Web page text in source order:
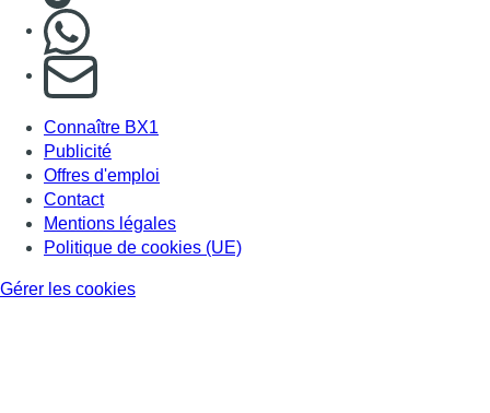
S'abonner à notre newsletter
Connaître BX1
Publicité
Offres d'emploi
Contact
Mentions légales
Politique de cookies (UE)
Gérer les cookies